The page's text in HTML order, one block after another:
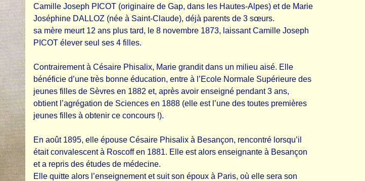
Camille Joseph PICOT (originaire de Gap, dans les Hautes-Alpes) et de Marie
Joséphine DALLOZ (née à Saint-Claude), déjà parents de 3 sœurs.
sa mère meurt 12 ans plus tard, le 8 novembre 1873, laissant Camille Joseph
PICOT élever seul ses 4 filles.
Contrairement à Césaire Phisalix, Marie grandit dans un milieu aisé. Elle
bénéficie d’une très bonne éducation, entre à l’Ecole Normale Supérieure des
jeunes filles de Sèvres en 1882 et, après avoir enseigné pendant 3 ans,
obtient l’agrégation de Sciences en 1888 (elle est l’une des toutes premières
jeunes filles à obtenir ce concours !).
En août 1895, elle épouse Césaire Phisalix à Besançon, rencontré lorsqu’il
était convalescent à Roscoff en 1881. Elle est alors enseignante à Besançon
et a repris des études de médecine.
Elle quitte alors l’enseignement et suit son époux à Paris, où elle sera son